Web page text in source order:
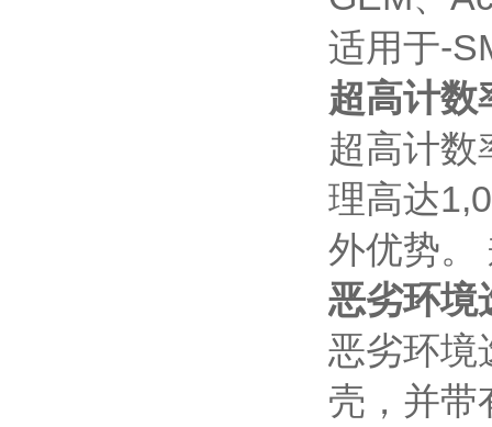
适用于-
超高计数
超高计数
理高达
外优势。
恶劣环境
恶劣环境
壳，并带